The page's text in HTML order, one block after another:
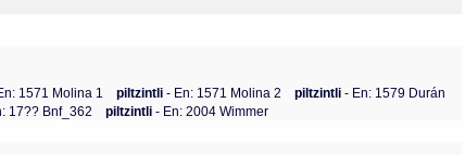
1571 Molina 1 piltzintli- En: 1571 Molina 2 piltzintli- En: 1579 Durán
17?? Bnf_362 piltzintli- En: 2004 Wimmer